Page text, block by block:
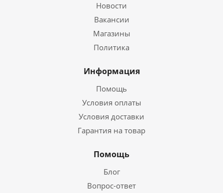
Новости
Вакансии
Магазины
Политика
Информация
Помощь
Условия оплаты
Условия доставки
Гарантия на товар
Помощь
Блог
Вопрос-ответ